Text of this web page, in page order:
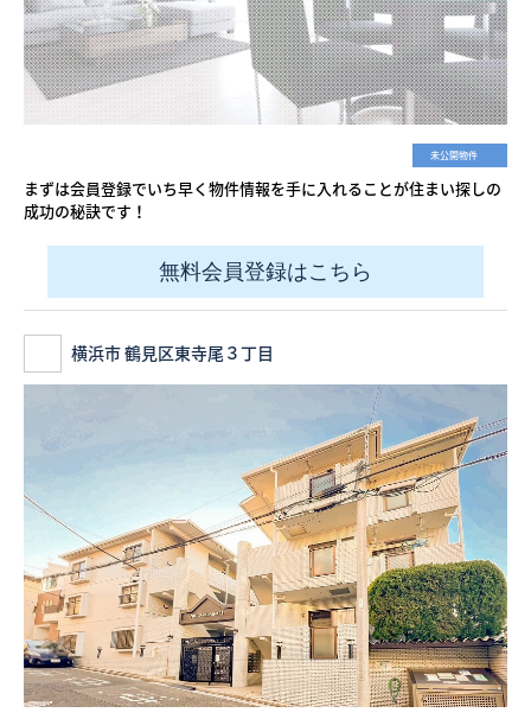
未公開物件
まずは会員登録でいち早く物件情報を手に入れることが住まい探しの
成功の秘訣です！
無料会員登録はこちら
横浜市 鶴見区東寺尾３丁目